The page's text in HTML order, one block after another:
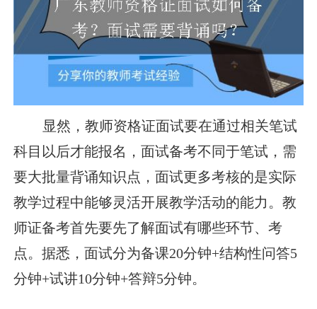
显然，教师资格证面试要在通过相关笔试
科目以后才能报名，面试备考不同于笔试，需
要大批量背诵知识点，面试更多考核的是实际
教学过程中能够灵活开展教学活动的能力。教
师证备考首先要先了解面试有哪些环节、考
点。据悉，面试分为备课20分钟+结构性问答5
分钟+试讲10分钟+答辩5分钟。